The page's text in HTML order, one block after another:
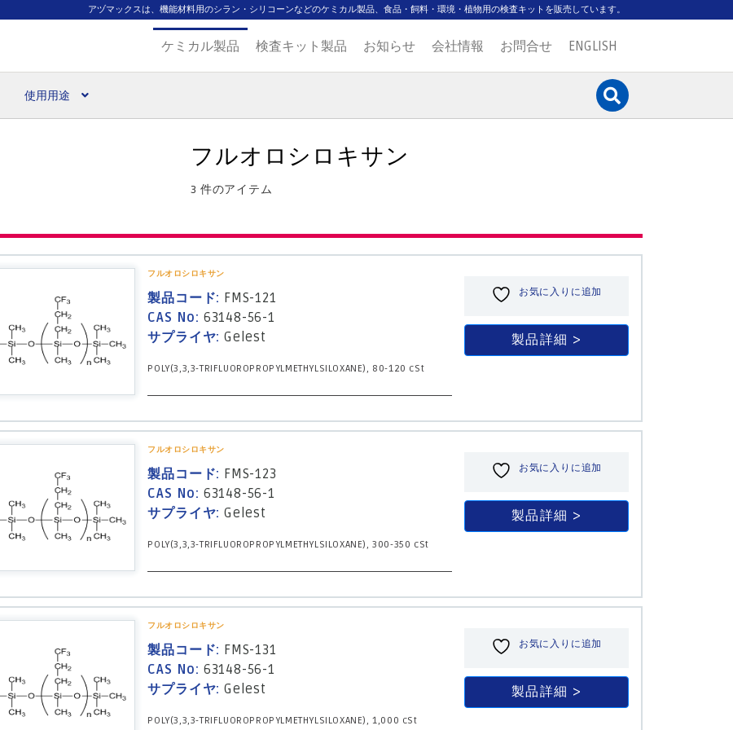
アヅマックスは、機能材料用のシラン・シリコーンなどのケミカル製品、食品・飼料・環境・植物用の検査キットを販売しています。
ケミカル製品 検査キット製品 お知らせ 会社情報 お問合せ ENGLISH
使用用途
フルオロシロキサン
3 件のアイテム
フルオロシロキサン
製品コード: FMS-121
CAS No: 63148-56-1
サプライヤ: Gelest
POLY(3,3,3-TRIFLUOROPROPYLMETHYLSILOXANE), 80-120 cSt
お気に入りに追加
製品詳細
フルオロシロキサン
製品コード: FMS-123
CAS No: 63148-56-1
サプライヤ: Gelest
POLY(3,3,3-TRIFLUOROPROPYLMETHYLSILOXANE), 300-350 cSt
お気に入りに追加
製品詳細
フルオロシロキサン
製品コード: FMS-131
CAS No: 63148-56-1
サプライヤ: Gelest
POLY(3,3,3-TRIFLUOROPROPYLMETHYLSILOXANE), 1,000 cSt
お気に入りに追加
製品詳細